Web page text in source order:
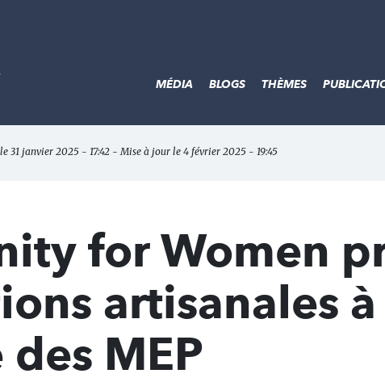
MÉDIA BLOGS THÈMES
31 janvier 2025 - 17:42 - Mise à jour le 4 février 2025 - 19:45
for Women
artisanales
MEP